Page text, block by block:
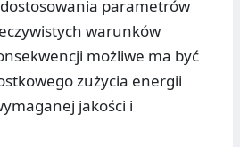
parametrów
warunków
możliwe ma być
zużycia energii
jakości i